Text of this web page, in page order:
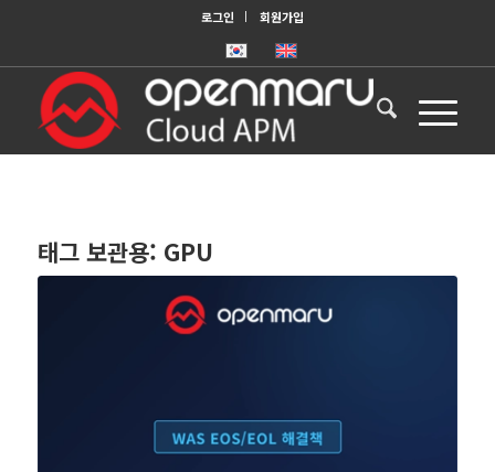
로그인 회원가입
태그 보관용: GPU